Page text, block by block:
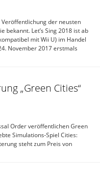
der neusten
bekannt. Let’s Sing 2018 ist ab
mit Wii U) im Handel
November 2017 erstmals
„Green Cities“
Order veröffentlichen Green
Simulations-Spiel Cities:
steht zum Preis von